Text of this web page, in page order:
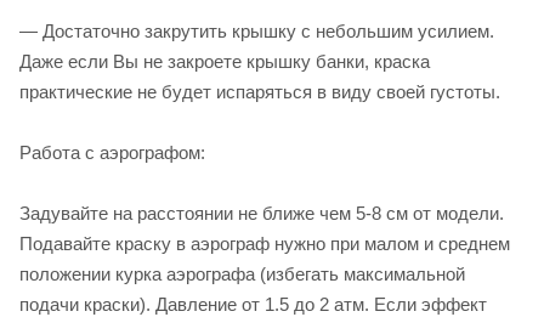
— Достаточно закрутить крышку с небольшим усилием.
Даже если Вы не закроете крышку банки, краска
практические не будет испаряться в виду своей густоты.
Работа с аэрографом:
Задувайте на расстоянии не ближе чем 5-8 см от модели.
Подавайте краску в аэрограф нужно при малом и среднем
положении курка аэрографа (избегать максимальной
подачи краски). Давление от 1.5 до 2 атм. Если эффект